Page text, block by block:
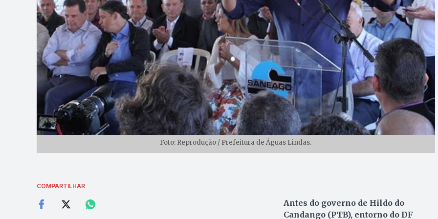
Foto: Reprodução / Prefeitura de Águas Lindas.
COMPARTILHAR
Antes do governo de Hildo do
Candango (PTB), entorno do DF